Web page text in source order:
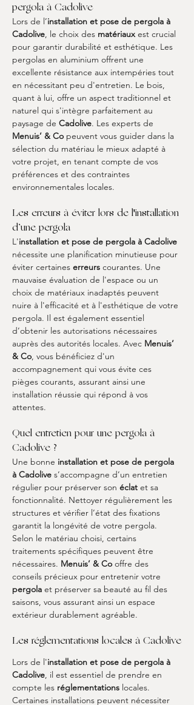
pergola à Cadolive
Lors de l’installation et pose de pergola à
Cadolive, le choix des matériaux est crucial
pour garantir durabilité et esthétique. Les
pergolas en aluminium offrent une
excellente résistance aux intempéries tout
en nécessitant peu d'entretien. Le bois,
quant à lui, offre un aspect traditionnel et
naturel qui s'intègre parfaitement au
paysage de Cadolive. Les experts de
Menuis’ & Co peuvent vous guider dans la
sélection du matériau le mieux adapté à
votre projet, en tenant compte de vos
préférences et des contraintes
environnementales locales.
Les erreurs à éviter lors de l'installation
d’une pergola
L'installation et pose de pergola à Cadolive
nécessite une planification minutieuse pour
éviter certaines erreurs courantes. Une
mauvaise évaluation de l'espace ou un
choix de matériaux inadaptés peuvent
nuire à l'efficacité et à l'esthétique de votre
pergola. Il est également essentiel
d’obtenir les autorisations nécessaires
auprès des autorités locales. Avec Menuis’
& Co, vous bénéficiez d'un
accompagnement qui vous évite ces
pièges courants, assurant ainsi une
installation réussie qui répond à vos
attentes.
Quel entretien pour une pergola à
Cadolive ?
Une bonne installation et pose de pergola
à Cadolive s’accompagne d’un entretien
régulier pour préserver son éclat et sa
fonctionnalité. Nettoyer régulièrement les
structures et vérifier l’état des fixations
garantit la longévité de votre pergola.
Selon le matériau choisi, certains
traitements spécifiques peuvent être
nécessaires. Menuis’ & Co offre des
conseils précieux pour entretenir votre
pergola et préserver sa beauté au fil des
saisons, vous assurant ainsi un espace
extérieur durablement agréable.
Les réglementations locales à Cadolive
Lors de l'installation et pose de pergola à
Cadolive, il est essentiel de prendre en
compte les réglementations locales.
Certaines installations peuvent nécessiter